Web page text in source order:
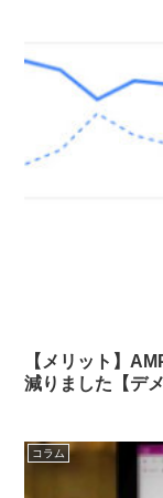
【メリット】
減りました【デ
コラム